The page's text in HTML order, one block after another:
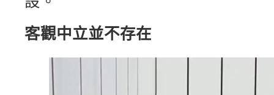
客觀中立並不存在